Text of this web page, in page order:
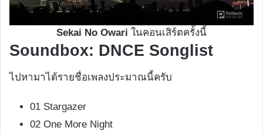
Sekai No Owari ในคอนเสิร์ตครั้งนี้
Soundbox: DNCE Songlist
ไปหามาได้รายชื่อเพลงประมาณนี้ครับ
01 Stargazer
02 One More Night